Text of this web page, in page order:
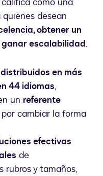
desean
obtener un
escalabilidad.
en más
44 idiomas,
un referente
cambiar la forma
efectivas
de
rubros y tamaños,